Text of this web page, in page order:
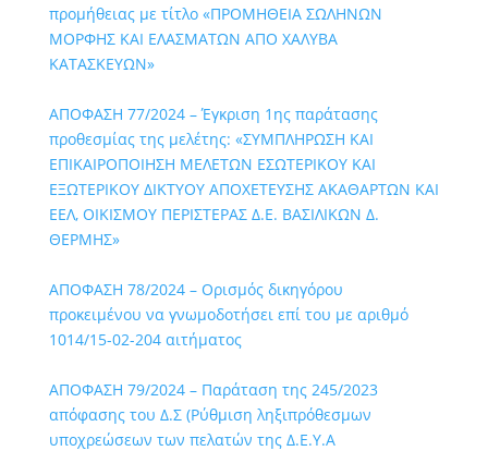
προμήθειας με τίτλο «ΠΡΟΜΗΘΕΙΑ ΣΩΛΗΝΩΝ
ΜΟΡΦΗΣ ΚΑΙ ΕΛΑΣΜΑΤΩΝ ΑΠΟ ΧΑΛΥΒΑ
ΚΑΤΑΣΚΕΥΩΝ»
ΑΠΟΦΑΣΗ 77/2024 – Έγκριση 1ης παράτασης
προθεσμίας της μελέτης: «ΣΥΜΠΛΗΡΩΣΗ ΚΑΙ
ΕΠΙΚΑΙΡΟΠΟΙΗΣΗ ΜΕΛΕΤΩΝ ΕΣΩΤΕΡΙΚΟΥ ΚΑΙ
ΕΞΩΤΕΡΙΚΟΥ ΔΙΚΤΥΟΥ ΑΠΟΧΕΤΕΥΣΗΣ ΑΚΑΘΑΡΤΩΝ ΚΑΙ
ΕΕΛ, ΟΙΚΙΣΜΟΥ ΠΕΡΙΣΤΕΡΑΣ Δ.Ε. ΒΑΣΙΛΙΚΩΝ Δ.
ΘΕΡΜΗΣ»
ΑΠΟΦΑΣΗ 78/2024 – Ορισμός δικηγόρου
προκειμένου να γνωμοδοτήσει επί του με αριθμό
1014/15-02-204 αιτήματος
ΑΠΟΦΑΣΗ 79/2024 – Παράταση της 245/2023
απόφασης του Δ.Σ (Ρύθμιση ληξιπρόθεσμων
υποχρεώσεων των πελατών της Δ.Ε.Υ.Α